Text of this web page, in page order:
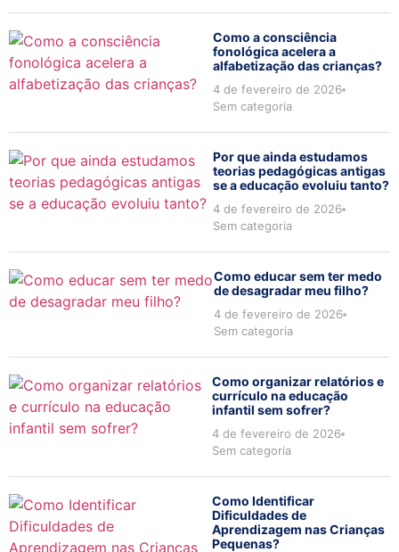
Como a consciência
fonológica acelera a
alfabetização das crianças?
4 de fevereiro de 2026
Sem categoria
Por que ainda estudamos
teorias pedagógicas antigas
se a educação evoluiu tanto?
4 de fevereiro de 2026
Sem categoria
Como educar sem ter medo
de desagradar meu filho?
4 de fevereiro de 2026
Sem categoria
Como organizar relatórios e
currículo na educação
infantil sem sofrer?
4 de fevereiro de 2026
Sem categoria
Como Identificar
Dificuldades de
Aprendizagem nas Crianças
Pequenas?